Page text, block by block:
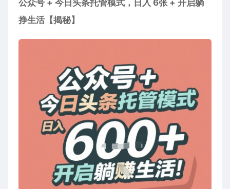
公众号 + 今日头条托管模式，日入 6张 + 开启躺
挣生活【揭秘】